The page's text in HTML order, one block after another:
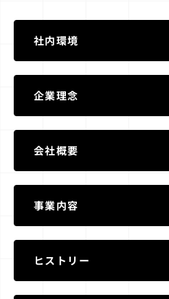
社内環境
企業理念
会社概要
事業内容
ヒストリー